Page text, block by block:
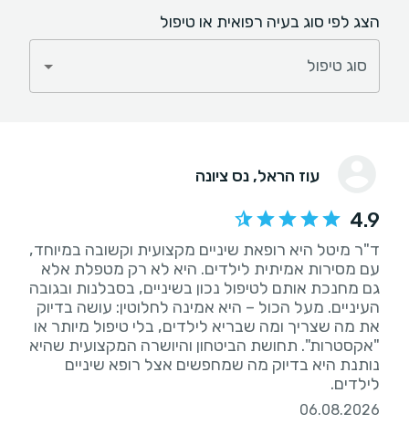
הצג לפי סוג בעיה רפואית או טיפול
סוג טיפול
עוז הראל, נס ציונה
4.9
ד"ר מיטל היא רופאת שיניים מקצועית וקשובה במיוחד,
עם מסירות אמיתית לילדים. היא לא רק מטפלת אלא
גם מחנכת אותם לטיפול נכון בשיניים, בסבלנות ובגובה
העיניים. מעל הכול – היא אמינה לחלוטין: עושה בדיוק
את מה שצריך ומה שבריא לילדים, בלי טיפול מיותר או
"אקסטרות". תחושת הביטחון והיושרה המקצועית שהיא
נותנת היא בדיוק מה שמחפשים אצל רופא שיניים
לילדים.
06.08.2026